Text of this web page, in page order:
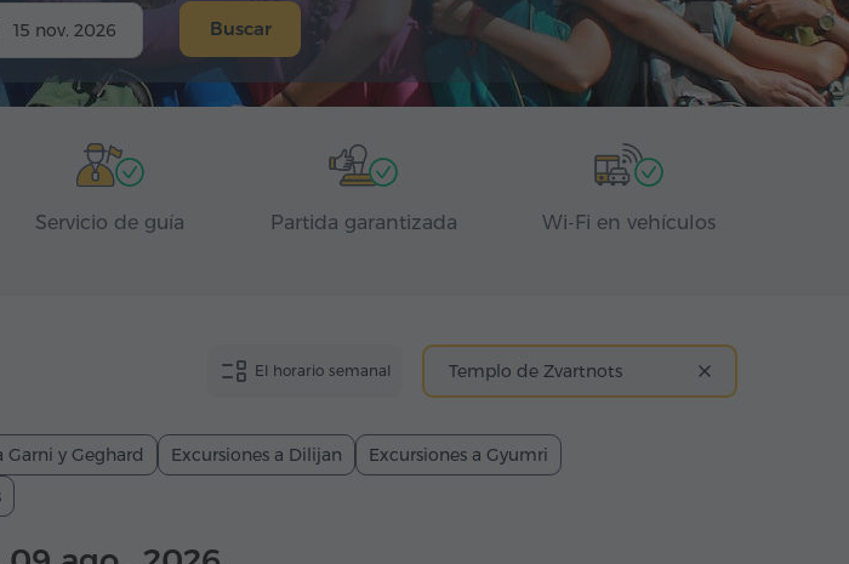
15 nov. 2026
Buscar
Servicio de guía Partida garantizada Wi-Fi en vehículos
Templo de Zvartnots
El horario semanal
Garni y Geghard Excursiones a Dilijan
Excursiones a Gyumri